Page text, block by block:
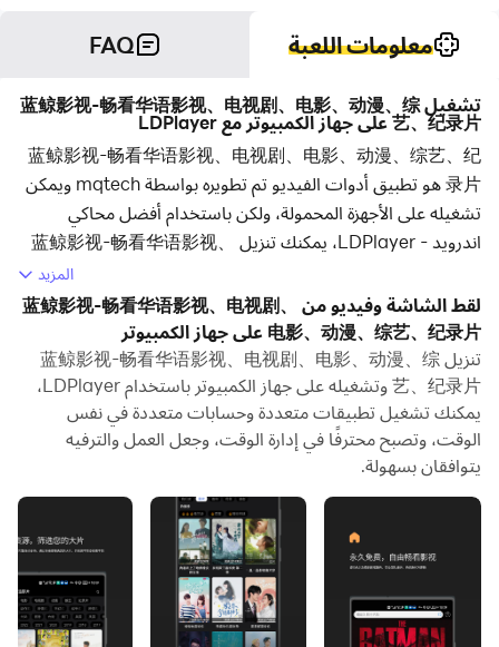
معلومات اللعبة FAQ
تشغيل 蓝鲸影视-畅看华语影视、电视剧、电影、动漫、综
艺、纪录片 على جهاز الكمبيوتر مع LDPlayer
蓝鲸影视-畅看华语影视、电视剧、电影、动漫、综艺、纪
录片 هو تطبيق أدوات الفيديو تم تطويره بواسطة mqtech ويمكن
تشغيله على الأجهزة المحمولة، ولكن باستخدام أفضل محاكي
اندرويد - LDPlayer، يمكنك تنزيل 蓝鲸影视-畅看华语影视、
电视剧、电影、动漫、综艺、纪录片 وتشغيله على جهاز
الكمبيوتر الخاص بك.
تشغيل 蓝鲸影视-畅看华语影视、电视剧、电影、动漫、综
艺、纪录片 على جهاز الكمبيوتر، يمكنك التصفح بوضوح على
شاشة كبيرة، كما أن التحكم في التطبيقات باستخدام الماوس ولوحة
المفاتيح أسرع بكثير من لمس الشاشة، ولن داعي للقلق أبدًا بشأن
قوة جهازك.
بفضل ميزات المثيلات المتعددة والمزامنة، يمكنك أيضًا تشغيل
تطبيقات وحسابات متعددة على جهاز الكمبيوتر الخاص بك.
تعمل وظيفة نقل الملفات بين المحاكي والكمبيوتر على تسهيل
مشاركة الصور ومقاطع الفيديو والملفات.
المزيد
لقط الشاشة وفيديو من 蓝鲸影视-畅看华语影视、电视剧、
电影、动漫、综艺、纪录片 على جهاز الكمبيوتر
تنزيل 蓝鲸影视-畅看华语影视、电视剧、电影、动漫、综
艺、纪录片 وتشغيله على جهاز الكمبيوتر باستخدام LDPlayer،
يمكنك تشغيل تطبيقات متعددة وحسابات متعددة في نفس
الوقت، وتصبح محترفًا في إدارة الوقت، وجعل العمل والترفيه
يتوافقان بسهولة.